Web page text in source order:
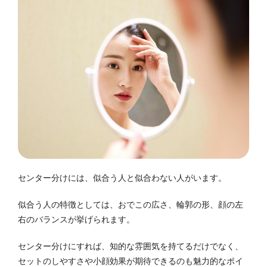
センター分けには、似合う人と似合わない人がいます。
似合う人の特徴としては、おでこの広さ、輪郭の形、顔の左
右のバランスが挙げられます。
センター分けにすれば、知的な雰囲気を持てるだけでなく、
セットのしやすさや小顔効果が期待できるのも魅力的なポイ